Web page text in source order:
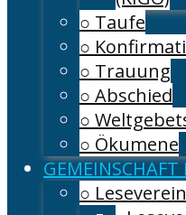
○ Taufe
○
○ Trauung
○ Abschied
○
○ Ökumene
GEMEINSCHAFT
○ Leseverein